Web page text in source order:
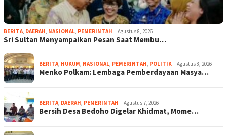
BERITA, DAERAH, NASIONAL, PEMERINTAH Agustus 8, 2026
Sri Sultan Menyampaikan Pesan Saat Membu…
BERITA, HUKUM, NASIONAL, PEMERINTAH, POLITIK Agustus 8, 2026
Menko Polkam: Lembaga Pemberdayaan Masya…
BERITA, DAERAH, PEMERINTAH Agustus 7, 2026
Bersih Desa Bedoho Digelar Khidmat, Mome…